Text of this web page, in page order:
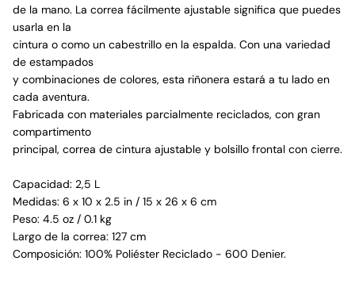
de la mano. La correa fácilmente ajustable significa que puedes
usarla en la
cintura o como un cabestrillo en la espalda. Con una variedad
de estampados
y combinaciones de colores, esta riñonera estará a tu lado en
cada aventura.
Fabricada con materiales parcialmente reciclados, con gran
compartimento
principal, correa de cintura ajustable y bolsillo frontal con cierre.
Capacidad: 2,5 L
Medidas: 6 x 10 x 2.5 in / 15 x 26 x 6 cm
Peso: 4.5 oz / 0.1 kg
Largo de la correa: 127 cm
Composición: 100% Poliéster Reciclado - 600 Denier.